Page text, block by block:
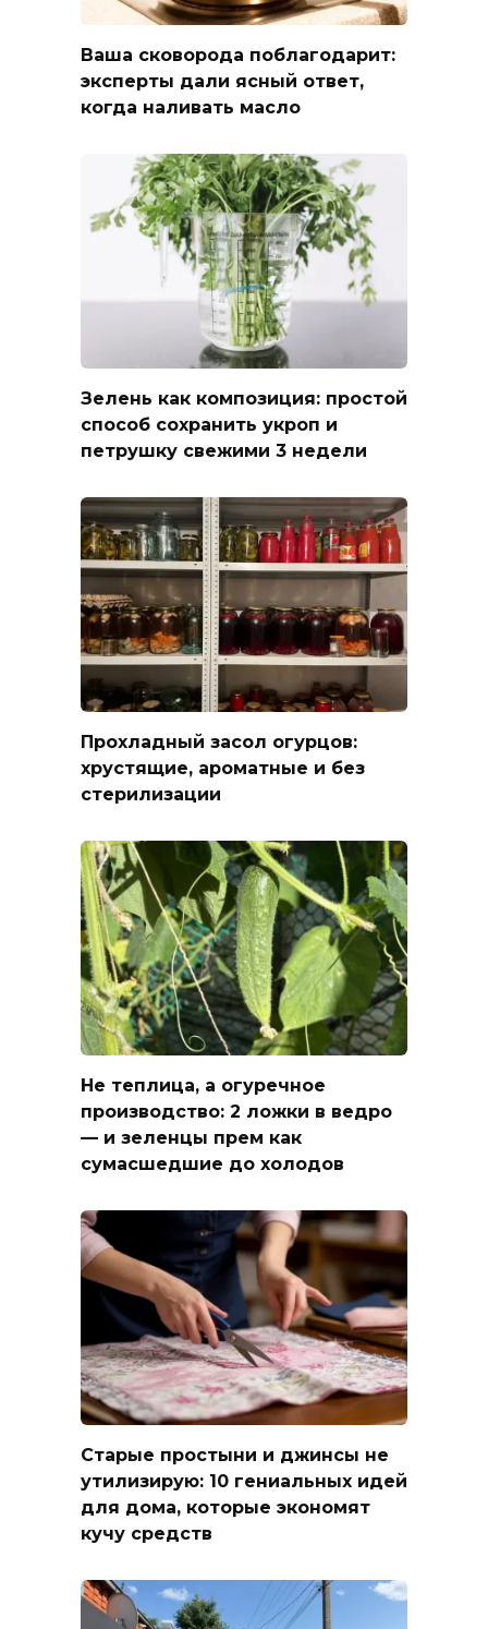
Ваша сковорода поблагодарит:
эксперты дали ясный ответ,
когда наливать масло
Зелень как композиция: простой
способ сохранить укроп и
петрушку свежими 3 недели
Прохладный засол огурцов:
хрустящие, ароматные и без
стерилизации
Не теплица, а огуречное
производство: 2 ложки в ведро
— и зеленцы прем как
сумасшедшие до холодов
Старые простыни и джинсы не
утилизирую: 10 гениальных идей
для дома, которые экономят
кучу средств